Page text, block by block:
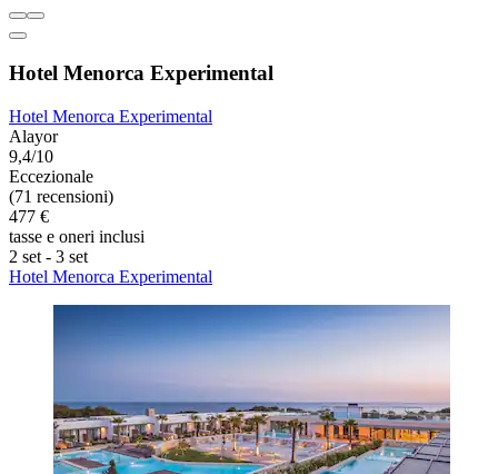
Hotel Menorca Experimental
Hotel Menorca Experimental
Alayor
9,4/10
Eccezionale
(71 recensioni)
477 €
tasse e oneri inclusi
2 set - 3 set
Hotel Menorca Experimental